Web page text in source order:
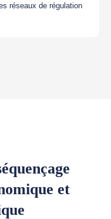
réseaux de régulation
et